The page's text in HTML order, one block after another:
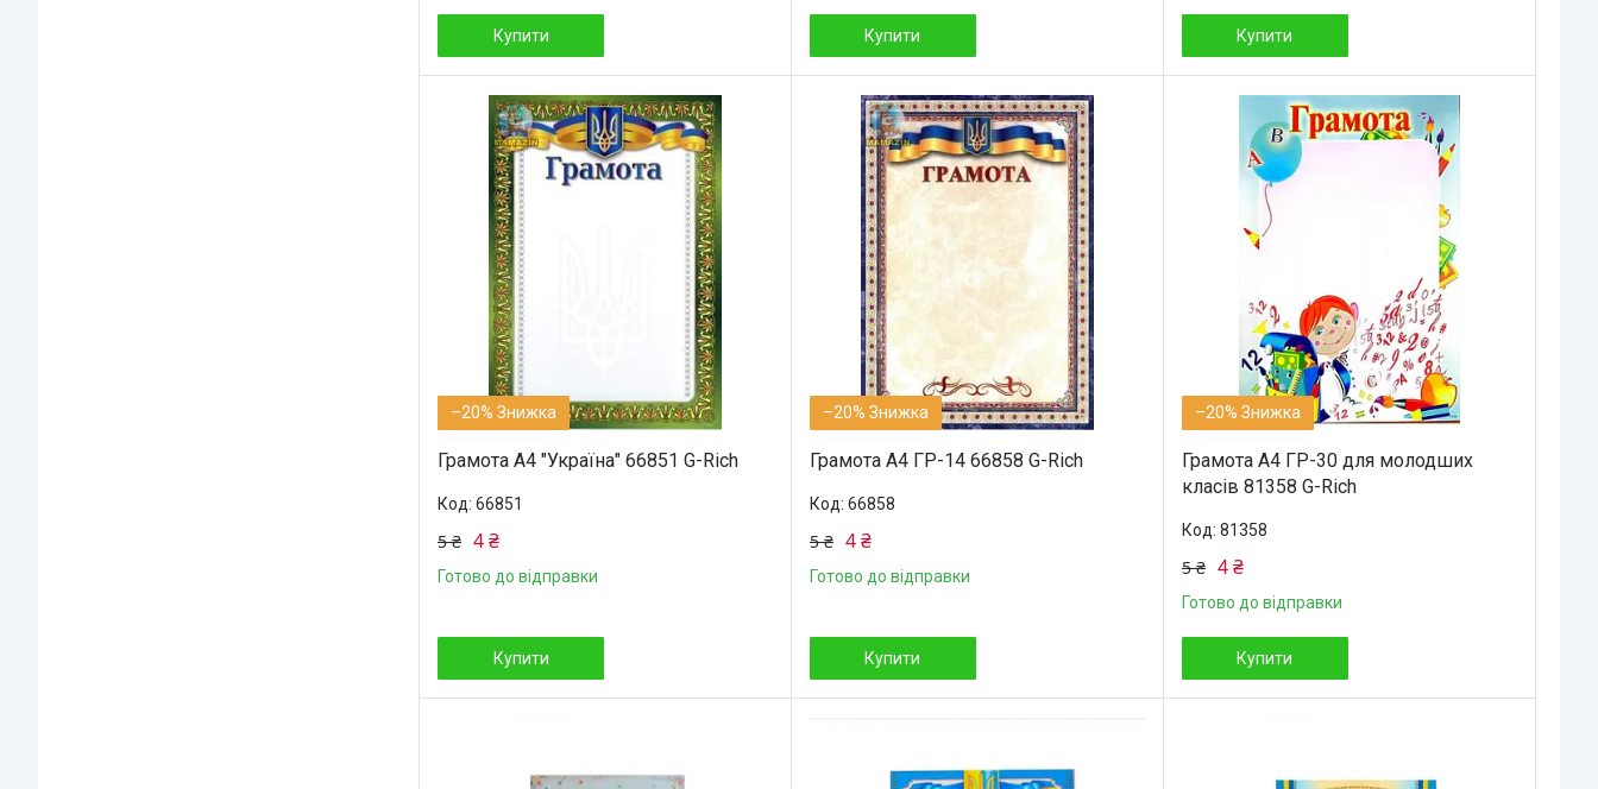
Купити Купити Купити
–20%
Грамота А4 "Україна" 66851 G-Rich
66851
5 ₴ 4 ₴
Готово до відправки
Купити
–20%
Грамота А4 ГР-14 66858 G-Rich
66858
5 ₴ 4 ₴
Готово до відправки
Купити
–20%
Грамота А4 ГР-30 для молодших
класів 81358 G-Rich
81358
5 ₴ 4 ₴
Готово до відправки
Купити